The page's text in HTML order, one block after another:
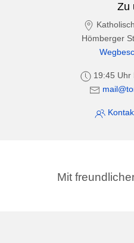
Zu
Hömberger
19:45 Uhr
Mit